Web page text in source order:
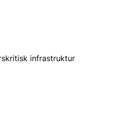
infrastruktur